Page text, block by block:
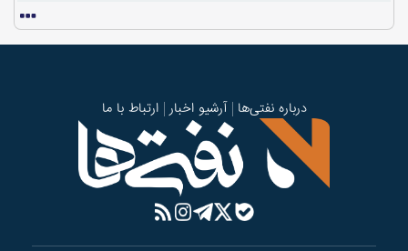
درباره نفتی‌ها آرشیو اخبار ارتباط با ما